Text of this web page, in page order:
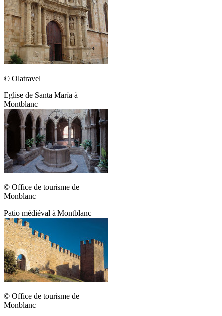
© Olatravel
Eglise de Santa María à
Montblanc
© Office de tourisme de
Monblanc
Patio médiéval à Montblanc
© Office de tourisme de
Monblanc